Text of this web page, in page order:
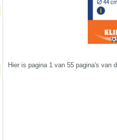
Hier is pagina 1 van 55 pagina's van